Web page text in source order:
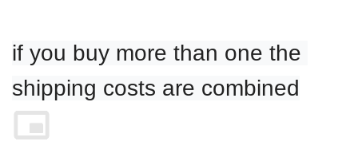
if you buy more than one the
shipping costs are combined